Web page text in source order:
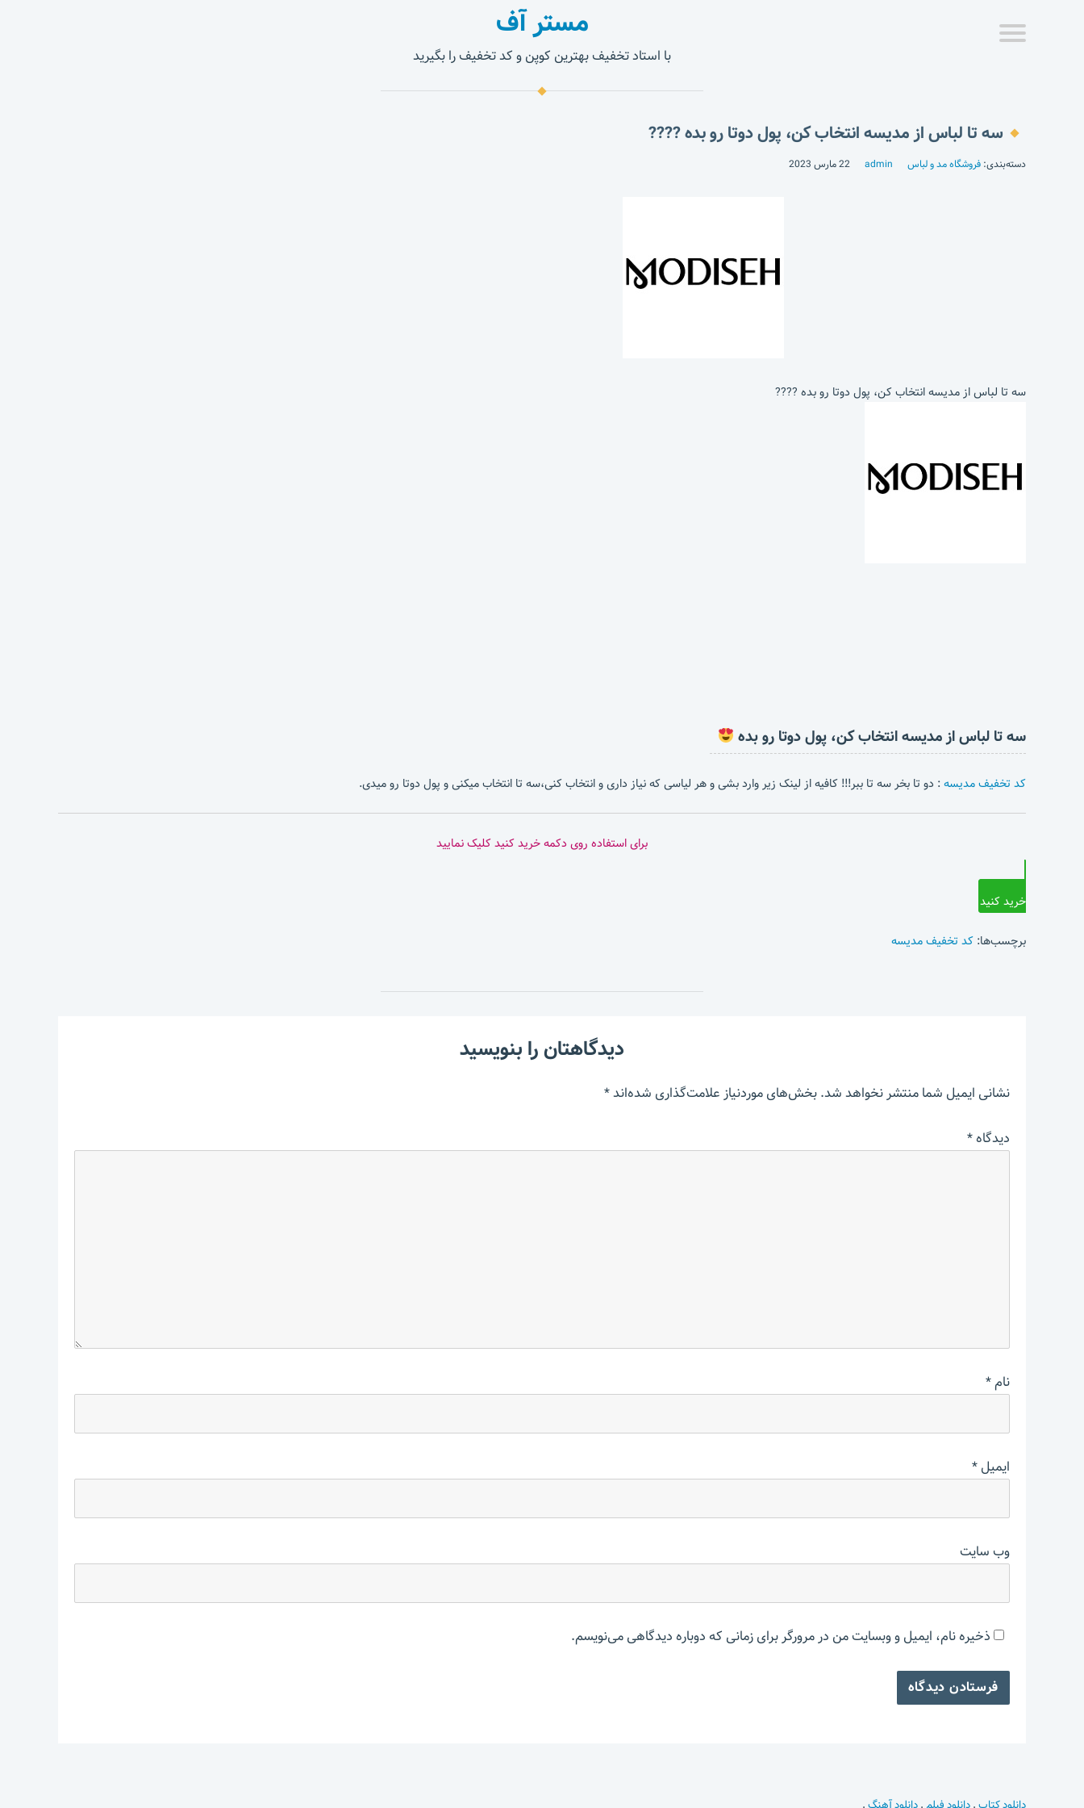
مستر آف
با استاد تخفیف بهترین کوپن و کد تخفیف را بگیرید
سه تا لباس از مدیسه انتخاب کن، پول دوتا رو بده ????
دسته‌بندی: فروشگاه مد و لباس admin 22 مارس 2023
سه تا لباس از مدیسه انتخاب کن، پول دوتا رو بده ????
سه تا لباس از مدیسه انتخاب کن، پول دوتا رو بده
کد تخفیف مدیسه: دو تا بخر سه تا ببر!!! کافیه از لینک زیر وارد بشی و هر لیاسی که نیاز داری و انتخاب کنی،سه تا انتخاب میکنی و پول دوتا رو میدی.
برای استفاده روی دکمه خرید کنید کلیک نمایید
خرید کنید
برچسب‌ها: کد تخفیف مدیسه
دیدگاهتان را بنویسید
نشانی ایمیل شما منتشر نخواهد شد.بخش‌های موردنیاز علامت‌گذاری شده‌اند*
دیدگاه*
نام*
ایمیل*
وب‌ سایت
ذخیره نام، ایمیل و وبسایت من در مرورگر برای زمانی که دوباره دیدگاهی می‌نویسم.
دانلود کتاب.دانلود فیلم .دانلود آهنگ.